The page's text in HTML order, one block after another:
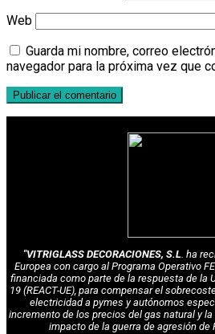
Web
Guarda mi nombre, correo
navegador para la próxima vez que
"VITRIGLASS DECORACIONES, S.L. ha
Europea con cargo al Programa Operativo
financiada como parte de la respuesta de la
19 (REACT-UE), para compensar el
electricidad a pymes y autónomos
incremento de los precios del gas natural y
impacto de la guerra de agresión de